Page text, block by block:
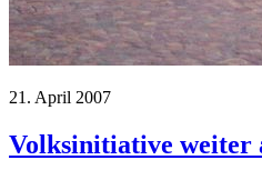
21. April 2007
Volksinitiative weiter